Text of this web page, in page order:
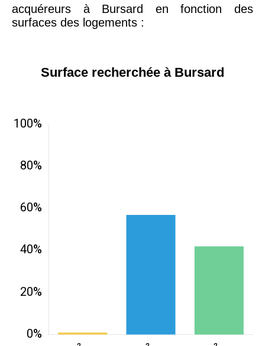
acquéreurs à Bursard en fonction des
surfaces des logements :
Surface recherchée à Bursard